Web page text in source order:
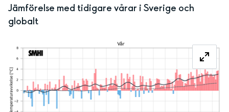
Jämförelse med tidigare vårar i Sverige och
globalt